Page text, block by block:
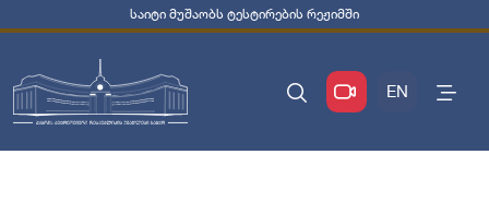
საიტი მუშაობს ტესტირების რეჟიმში
EN